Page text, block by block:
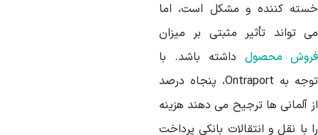
کننده و مشکل است، اما
تواند تأثیر مثبتی بر میزان
محصولداشته باشد. با
توجه به Ontraport، پنجاه درصد
آلمانی ها ترجیح می دهند هزینه
با نقل و انتقالات بانکی پرداخت